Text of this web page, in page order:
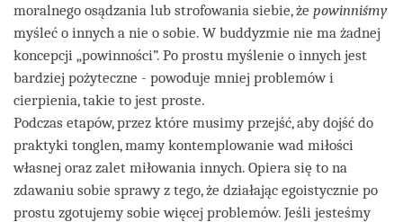
moralnego osądzania lub strofowania siebie, że powinniśmy
myśleć o innych a nie o sobie. W buddyzmie nie ma żadnej
koncepcji „powinności”. Po prostu myślenie o innych jest
bardziej pożyteczne - powoduje mniej problemów i
cierpienia, takie to jest proste.
Podczas etapów, przez które musimy przejść, aby dojść do
praktyki tonglen, mamy kontemplowanie wad miłości
własnej oraz zalet miłowania innych. Opiera się to na
zdawaniu sobie sprawy z tego, że działając egoistycznie po
prostu zgotujemy sobie więcej problemów. Jeśli jesteśmy